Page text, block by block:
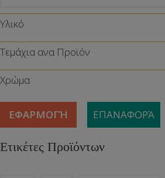
Υλικό
Τεμάχια ανα Προϊόν
Χρώμα
ΕΦΑΡΜΟΓΉ ΕΠΑΝΑΦΟΡΆ
Ετικέτες Προϊόντων